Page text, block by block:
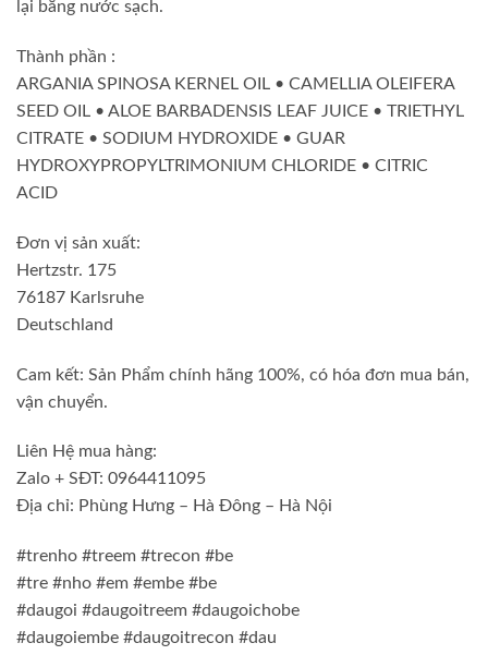
lại bằng nước sạch.
Thành phần :
ARGANIA SPINOSA KERNEL OIL • CAMELLIA OLEIFERA
SEED OIL • ALOE BARBADENSIS LEAF JUICE • TRIETHYL
CITRATE • SODIUM HYDROXIDE • GUAR
HYDROXYPROPYLTRIMONIUM CHLORIDE • CITRIC
ACID
Đơn vị sản xuất:
Hertzstr. 175
76187 Karlsruhe
Deutschland
Cam kết: Sản Phẩm chính hãng 100%, có hóa đơn mua bán,
vận chuyển.
Liên Hệ mua hàng:
Zalo + SĐT: 0964411095
Địa chỉ: Phùng Hưng – Hà Đông – Hà Nội
#trenho #treem #trecon #be
#tre #nho #em #embe #be
#daugoi #daugoitreem #daugoichobe
#daugoiembe #daugoitrecon #dau